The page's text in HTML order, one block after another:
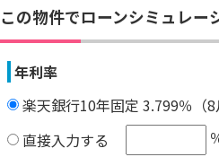
この物件でローンシミュレー
年利率
楽天銀行10年固定 3.799％（8
直接入力する